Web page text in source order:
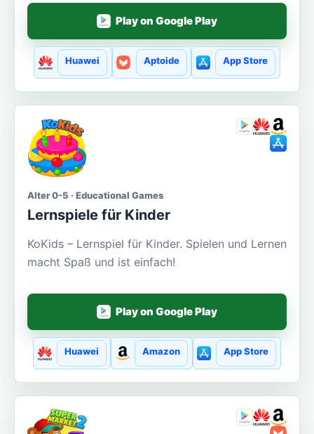
Play on Google Play
Huawei Aptoide App Store
Alter 0-5 · Educational Games
Lernspiele für Kinder
KoKids – Lernspiel für Kinder. Spielen und Lernen
macht Spaß und ist einfach!
Play on Google Play
Huawei Amazon App Store